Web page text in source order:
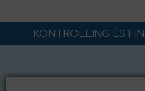
KONTROLLING ÉS